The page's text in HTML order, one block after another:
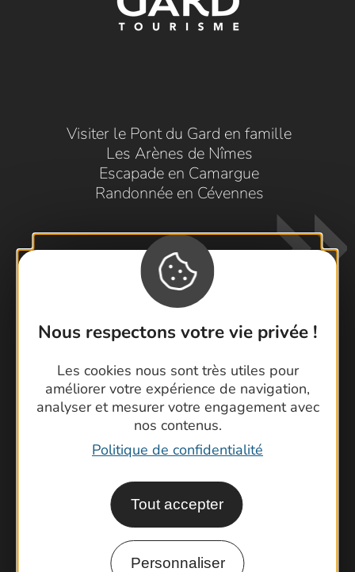
Nous respectons votre vie privée !
Les cookies nous sont très utiles pour
améliorer votre expérience de navigation,
analyser et mesurer votre engagement avec
nos contenus.
Politique de confidentialité
Tout accepter
Personnaliser
Visiter le Pont du Gard en famille
Les Arènes de Nîmes
Escapade en Camargue
Randonnée en Cévennes
Foire aux questions
Brochures
Cartoguides et Topoguides
Latitude Gard